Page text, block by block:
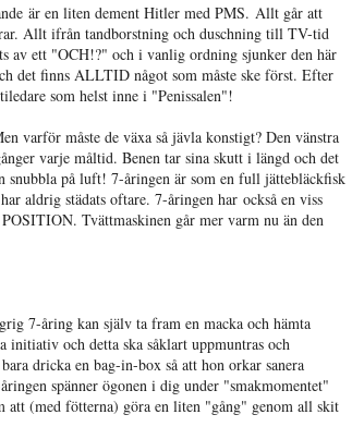
är en liten dement Hitler med PMS. Allt går att
Allt ifrån tandborstning och duschning till TV-tid
av ett "OCH!?" och i vanlig ordning sjunker den här
det finns ALLTID något som måste ske först. Efter
som helst inne i "Penissalen"!
varför måste de växa så jävla konstigt? Den vänstra
varje måltid. Benen tar sina skutt i längd och det
på luft! 7-åringen är som en full jättebläckfisk
aldrig städats oftare. 7-åringen har också en viss
Tvättmaskinen går mer varm nu än den
7-åring kan själv ta fram en macka och hämta
initiativ och detta ska såklart uppmuntras och
dricka en bag-in-box så att hon orkar sanera
spänner ögonen i dig under "smakmomentet"
att (med fötterna) göra en liten "gång" genom all skit